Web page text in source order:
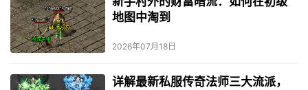
地图中淘到
2026年07月18日
详解最新私服传奇法师三大流派，